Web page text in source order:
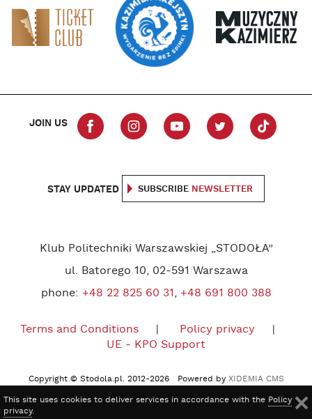
JOIN US
STAY UPDATED SUBSCRIBE NEWSLETTER
Klub Politechniki Warszawskiej „STODOŁA”
ul. Batorego 10, 02-591 Warszawa
phone: +48 22 825 60 31, +48 691 800 388
Terms and Conditions
Policy privacy
UE - KPO Support
Copyright © Stodola.pl. 2012-2026 Powered by XIDEMIA CMS
This site uses cookies to deliver services in accordance with the Policy
privacy.